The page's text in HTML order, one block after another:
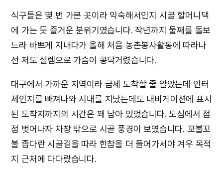
식구들은 몇 번 가본 곳이라 익숙해서인지 시골 할머니댁
에 가는 듯 즐거운 분위기였습니다. 작년까지 둘째를 돌보
느라 바쁘게 지내다가 올해 처음 농촌봉사활동에 따라나
선 저도 설렘으로 가슴이 콩닥거렸습니다.
대구에서 가까운 지역이라 금세 도착할 줄 알았는데 인터
체인지를 빠져나와 시내를 지났는데도 내비게이션에 표시
된 도착지까지의 시간은 꽤 남아 있었습니다. 도심에서 점
점 벗어나자 차창 밖으로 시골 풍경이 보였습니다. 꼬불꼬
불 좁다란 시골길을 따라 한참을 더 들어가서야 겨우 목적
지 근처에 다다랐습니다.